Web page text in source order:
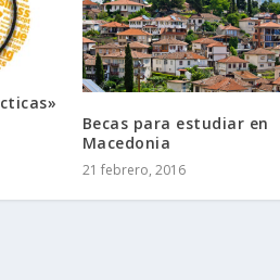
Becas para estudiar en
Macedonia
21 febrero, 2016